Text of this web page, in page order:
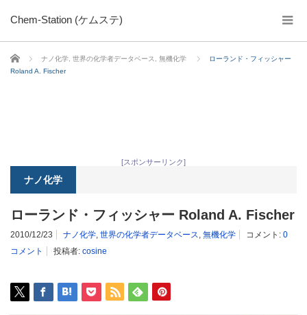
Chem-Station (ケムステ)
ホーム ナノ化学 世界の化学者データベース 無機化学
ローランド・フィッシャー
Roland A. Fischer
[スポンサーリンク]
ナノ化学
ローランド・フィッシャー Roland A. Fischer
2010/12/23 ナノ化学, 世界の化学者データベース, 無機化学 コメント: 0
コメント
投稿者: cosine